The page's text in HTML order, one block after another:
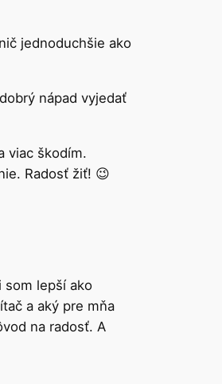
jednoduchšie ako
nápad vyjedať
viac škodím.
Radosť žiť! 😉
som lepší ako
a aký pre mňa
na radosť. A